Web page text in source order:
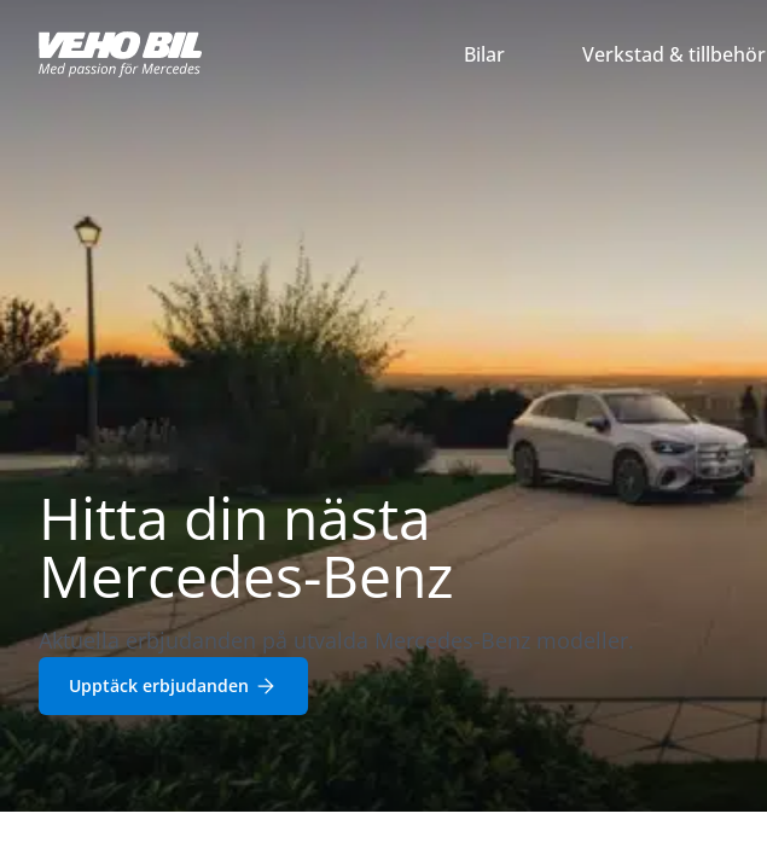
Bilar Verkstad & tillbehör
Hitta din nästa
Mercedes-Benz
Aktuella erbjudanden på utvalda Mercedes-Benz modeller.
Upptäck erbjudanden